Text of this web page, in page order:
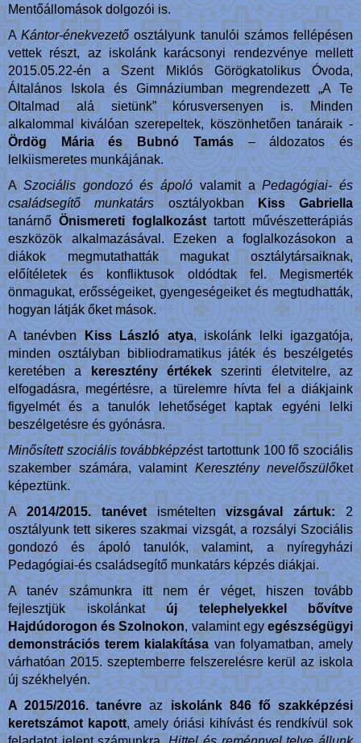
Mentőállomások dolgozói is.
AKántor-énekvezetőosztályunk tanulói számos fellépésen
vettek részt, az iskolánk karácsonyi rendezvénye mellett
2015.05.22-én a Szent Miklós Görögkatolikus Óvoda,
Általános Iskola és Gimnáziumban megrendezett „A Te
Oltalmad alá sietünk” kórusversenyen is. Minden
alkalommal kiválóan szerepeltek, köszönhetően tanáraik -
Ördög Mária és Bubnó Tamás– áldozatos és
lelkiismeretes munkájának.
A Szociális gondozó és ápolóvalamit aPedagógiai- és
családsegítő munkatárs osztályokbanKiss Gabriella
tanárnőÖnismereti foglalkozásttartott művészetterápiás
eszközök alkalmazásával. Ezeken a foglalkozásokon a
diákok megmutathatták magukat osztálytársaiknak,
előítéletek és konfliktusok oldódtak fel. Megismerték
önmagukat, erősségeiket, gyengeségeiket és megtudhatták,
hogyan látják őket mások.
A tanévben Kiss László atya, iskolánk lelki igazgatója,
minden osztályban bibliodramatikus játék és beszélgetés
keretében akeresztény értékekszerinti életvitelre, az
elfogadásra, megértésre, a türelemre hívta fel a diákjaink
figyelmét és a tanulók lehetőséget kaptak egyéni lelki
beszélgetésre és gyónásra.
Minősített szociális továbbképzést tartottunk 100 fő szociális
szakember számára, valamintKeresztény nevelőszülőket
képeztünk.
A 2014/2015. tanévetismételtenvizsgával zártuk: 2
osztályunk tett sikeres szakmai vizsgát, a rozsályi Szociális
gondozó és ápoló tanulók, valamint, a nyíregyházi
Pedagógiai-és családsegítő munkatárs képzés diákjai.
A tanév számunkra itt nem ér véget, hiszen tovább
fejlesztjük iskolánkatúj telephelyekkel bővítve
Hajdúdorogon és Szolnokon, valamint egyegészségügyi
demonstrációs terem kialakításavan folyamatban, amely
várhatóan 2015. szeptemberre felszerelésre kerül az iskola
új székhelyén.
A 2015/2016. tanévreaz iskolánk 846 fő szakképzési
keretszámot kapott, amely óriási kihívást és rendkívül sok